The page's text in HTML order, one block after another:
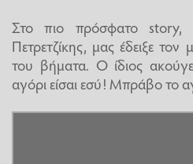
Στο πιο πρόσφατο
Πετρετζίκης, μας έδειξε
του βήματα. Ο ίδιος
αγόρι είσαι εσύ! Μπράβο το